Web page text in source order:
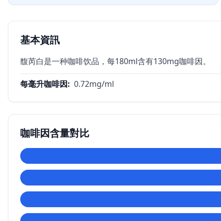
基本資訊
馥芮白是一种咖啡饮品，每180ml含有130mg咖啡因。
每毫升咖啡因: 0.72mg/ml
咖啡因含量對比